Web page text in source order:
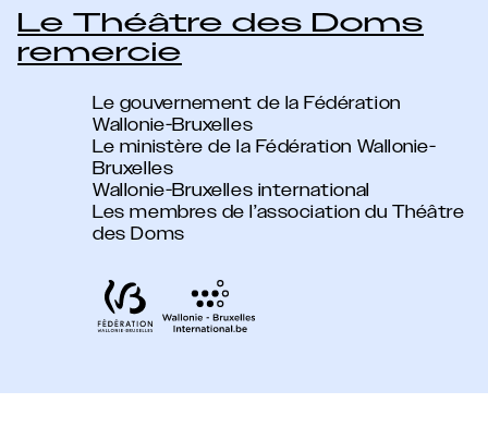
Le Théâtre des Doms
remercie
Le gouvernement de la Fédération
Wallonie-Bruxelles
Le ministère de la Fédération Wallonie-
Bruxelles
Wallonie-Bruxelles international
Les membres de l’association du Théâtre
des Doms